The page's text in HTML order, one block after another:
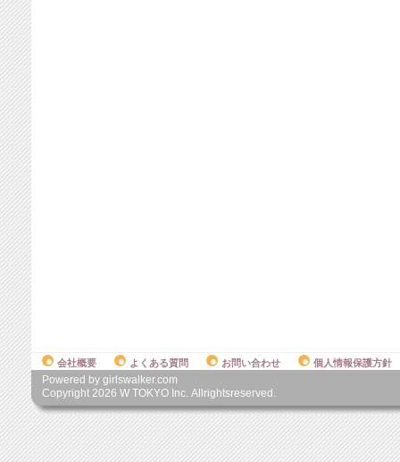
会社概要 よくある質問 お問い合わせ 個人情報保護方針
Powered by girlswalker.com
Copyright 2026 W TOKYO Inc. Allrightsreserved.